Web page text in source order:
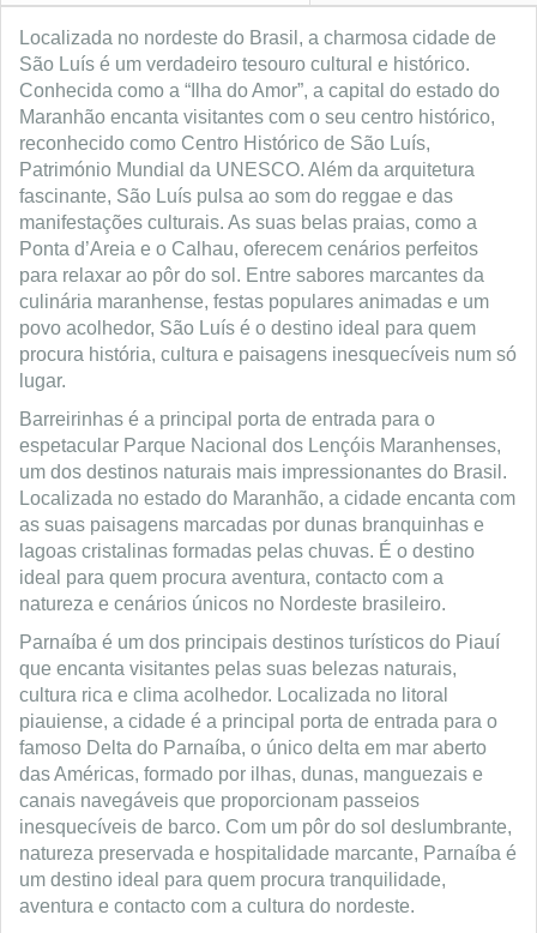
Localizada no nordeste do Brasil, a charmosa cidade de
São Luís é um verdadeiro tesouro cultural e histórico.
Conhecida como a “Ilha do Amor”, a capital do estado do
Maranhão encanta visitantes com o seu centro histórico,
reconhecido como Centro Histórico de São Luís,
Património Mundial da UNESCO. Além da arquitetura
fascinante, São Luís pulsa ao som do reggae e das
manifestações culturais. As suas belas praias, como a
Ponta d’Areia e o Calhau, oferecem cenários perfeitos
para relaxar ao pôr do sol. Entre sabores marcantes da
culinária maranhense, festas populares animadas e um
povo acolhedor, São Luís é o destino ideal para quem
procura história, cultura e paisagens inesquecíveis num só
lugar.
Barreirinhas é a principal porta de entrada para o
espetacular Parque Nacional dos Lençóis Maranhenses,
um dos destinos naturais mais impressionantes do Brasil.
Localizada no estado do Maranhão, a cidade encanta com
as suas paisagens marcadas por dunas branquinhas e
lagoas cristalinas formadas pelas chuvas. É o destino
ideal para quem procura aventura, contacto com a
natureza e cenários únicos no Nordeste brasileiro.
Parnaíba é um dos principais destinos turísticos do Piauí
que encanta visitantes pelas suas belezas naturais,
cultura rica e clima acolhedor. Localizada no litoral
piauiense, a cidade é a principal porta de entrada para o
famoso Delta do Parnaíba, o único delta em mar aberto
das Américas, formado por ilhas, dunas, manguezais e
canais navegáveis que proporcionam passeios
inesquecíveis de barco. Com um pôr do sol deslumbrante,
natureza preservada e hospitalidade marcante, Parnaíba é
um destino ideal para quem procura tranquilidade,
aventura e contacto com a cultura do nordeste.